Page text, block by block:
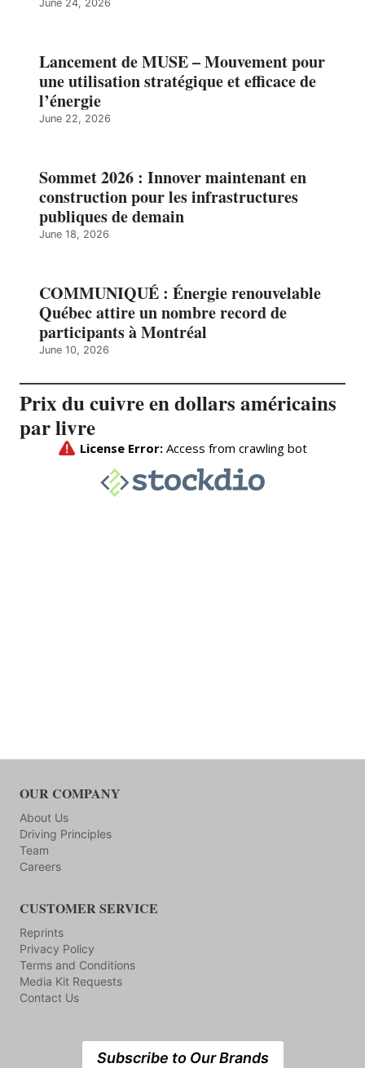
June 24, 2026
Lancement de MUSE – Mouvement pour
une utilisation stratégique et efficace de
l’énergie
June 22, 2026
Sommet 2026 : Innover maintenant en
construction pour les infrastructures
publiques de demain
June 18, 2026
COMMUNIQUÉ : Énergie renouvelable
Québec attire un nombre record de
participants à Montréal
June 10, 2026
Prix du cuivre en dollars américains
par livre
OUR COMPANY
About Us
Driving Principles
Team
Careers
CUSTOMER SERVICE
Reprints
Privacy Policy
Terms and Conditions
Media Kit Requests
Contact Us
Subscribe to Our Brands